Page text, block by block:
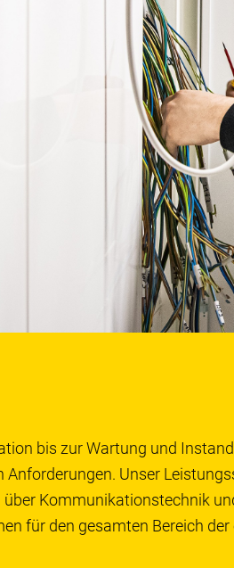
bis zur Wartung und
Anforderungen. Unser
Kommunikationstechnik
für den gesamten Bereich